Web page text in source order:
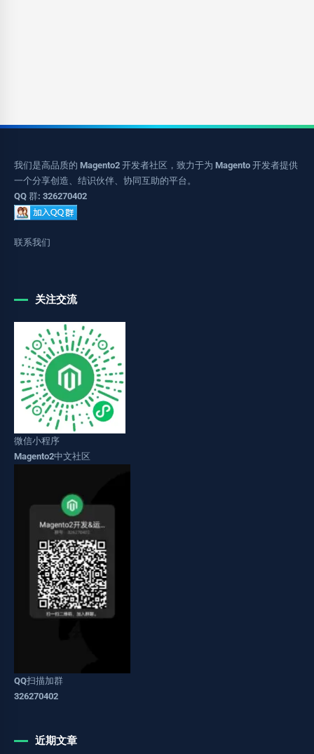
我们是高品质的 Magento2 开发者社区，致力于为 Magento 开发者提供
一个分享创造、结识伙伴、协同互助的平台。
QQ 群: 326270402
联系我们
关注交流
微信小程序
Magento2中文社区
QQ扫描加群
326270402
近期文章